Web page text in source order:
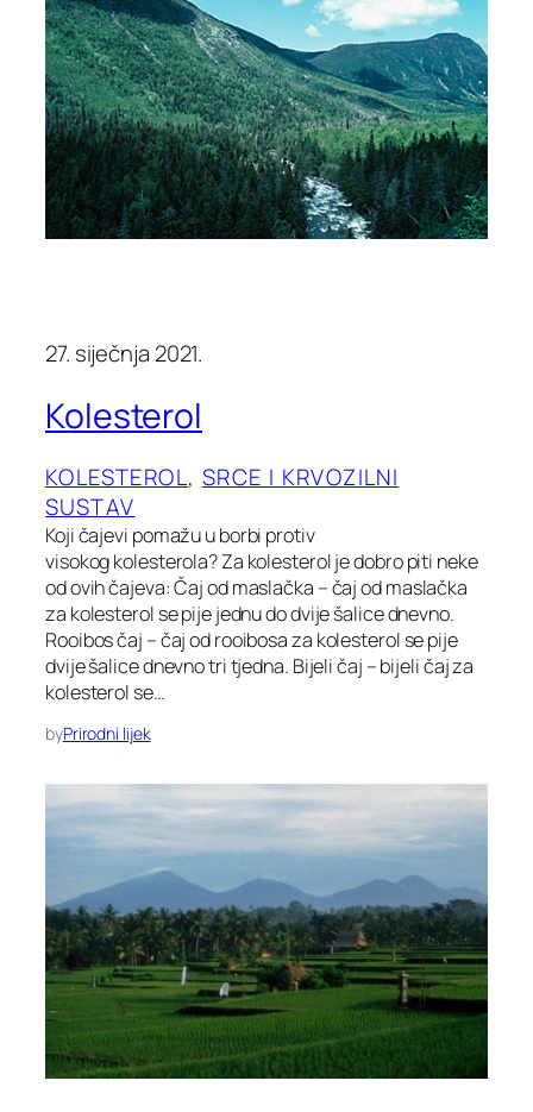
27. siječnja 2021.
Kolesterol
KOLESTEROL, SRCE I KRVOZILNI
SUSTAV
Koji čajevi pomažu u borbi protiv
visokog kolesterola? Za kolesterol je dobro piti neke
od ovih čajeva: Čaj od maslačka – čaj od maslačka
za kolesterol se pije jednu do dvije šalice dnevno.
Rooibos čaj – čaj od rooibosa za kolesterol se pije
dvije šalice dnevno tri tjedna. Bijeli čaj – bijeli čaj za
kolesterol se…
byPrirodni lijek